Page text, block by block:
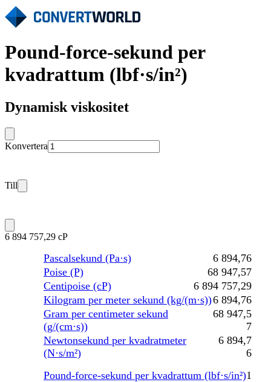
Pound-force-sekund per
kvadrattum (lbf·s/in²)
Dynamisk viskositet
Konvertera
Till
6 894 757,29 cP
Pascalsekund (Pa·s)
6 894,76
Poise (P)
68 947,57
Centipoise (cP)
6 894 757,29
Kilogram per meter sekund (kg/(m·s))6 894,76
Gram per centimeter sekund
(g/(cm·s))
68 947,5
7
Newtonsekund per kvadratmeter
(N·s/m²)
6 894,7
6
Pound-force-sekund per kvadrattum (lbf·s/in²)1